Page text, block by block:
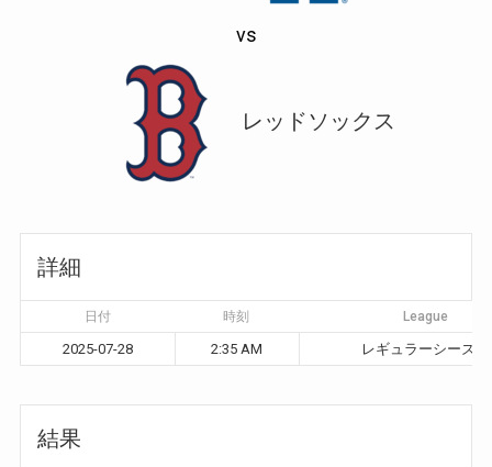
vs
レッドソックス
詳細
日付 時刻 League
2025-07-28 2:35 AM レギュラーシーズン
結果